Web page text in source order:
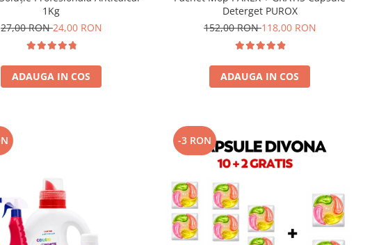
1Kg
27,00 RON24,00 RON
ADAUGA IN COS
Deterget PUROX
152,00 RON118,00 RON
ADAUGA IN COS
-3 RON